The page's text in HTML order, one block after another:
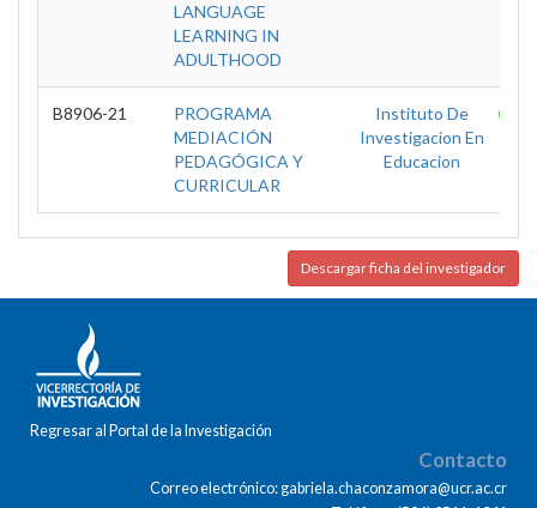
LANGUAGE
LEARNING IN
ADULTHOOD
B8906-21
PROGRAMA
MEDIACIÓN
PEDAGÓGICA Y
CURRICULAR
Instituto De
Investigacion En
Educacion
Descargar ficha del investigador
Regresar al Portal de la Investigación
Contacto
Correo electrónico: gabriela.chaconzamora@ucr.ac.cr